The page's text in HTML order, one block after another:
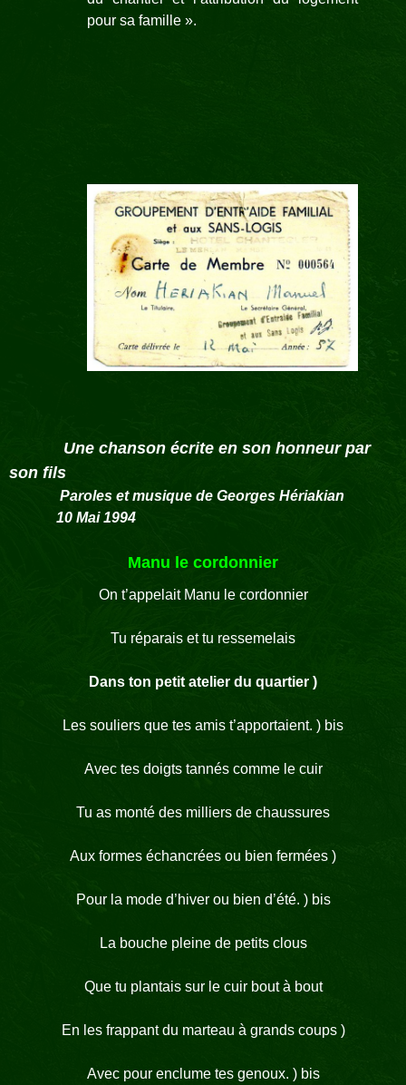
pour sa famille ».
Une chanson écrite en son honneur par
son fils
Paroles et musique de Georges Hériakian
10 Mai 1994
Manu le cordonnier
On t’appelait Manu le cordonnier
Tu réparais et tu ressemelais
Dans ton petit atelier du quartier )
Les souliers que tes amis t’apportaient. ) bis
Avec tes doigts tannés comme le cuir
Tu as monté des milliers de chaussures
Aux formes échancrées ou bien fermées )
Pour la mode d’hiver ou bien d’été. ) bis
La bouche pleine de petits clous
Que tu plantais sur le cuir bout à bout
En les frappant du marteau à grands coups )
Avec pour enclume tes genoux. ) bis